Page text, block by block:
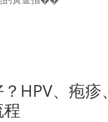
HPV、疱疹、